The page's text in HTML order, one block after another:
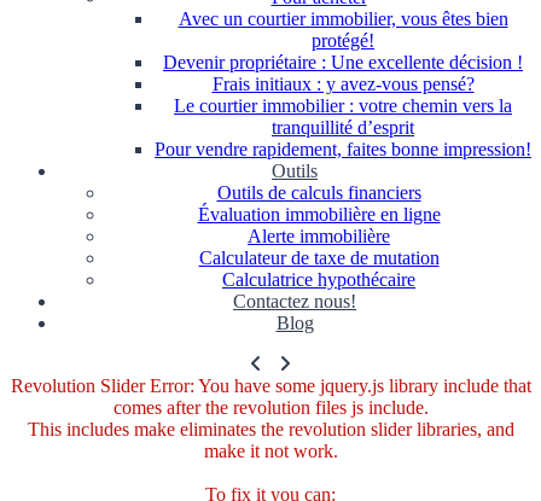
Avec un courtier immobilier, vous êtes bien
protégé!
Devenir propriétaire : Une excellente décision !
Frais initiaux : y avez-vous pensé?
Le courtier immobilier : votre chemin vers la
tranquillité d’esprit
Pour vendre rapidement, faites bonne impression!
Outils
Outils de calculs financiers
Évaluation immobilière en ligne
Alerte immobilière
Calculateur de taxe de mutation
Calculatrice hypothécaire
Contactez nous!
Blog
Revolution Slider Error: You have some jquery.js library include that
comes after the revolution files js include.
This includes make eliminates the revolution slider libraries, and
make it not work.
To fix it you can: